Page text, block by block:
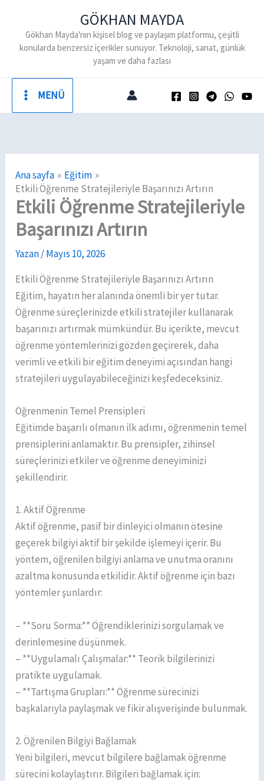
GÖKHAN MAYDA
Gökhan Mayda'nın kişisel blog ve paylaşım platformu, çeşitli
konularda benzersiz içerikler sunuyor. Teknoloji, sanat, günlük
yaşam ve daha fazlası
MENÜ
Ana sayfa
Eğitim
Etkili Öğrenme Stratejileriyle Başarınızı Artırın
Etkili Öğrenme Stratejileriyle
Başarınızı Artırın
Yazan/Mayıs 10, 2026
Etkili Öğrenme Stratejileriyle Başarınızı Artırın
Eğitim, hayatın her alanında önemli bir yer tutar.
Öğrenme süreçlerinizde etkili stratejiler kullanarak
başarınızı artırmak mümkündür. Bu içerikte, mevcut
öğrenme yöntemlerinizi gözden geçirerek, daha
verimli ve etkili bir eğitim deneyimi açısından hangi
stratejileri uygulayabileceğinizi keşfedeceksiniz.
Öğrenmenin Temel Prensipleri
Eğitimde başarılı olmanın ilk adımı, öğrenmenin temel
prensiplerini anlamaktır. Bu prensipler, zihinsel
süreçlerinizi etkiler ve öğrenme deneyiminizi
şekillendirir.
1. Aktif Öğrenme
Aktif öğrenme, pasif bir dinleyici olmanın ötesine
geçerek bilgiyi aktif bir şekilde işlemeyi içerir. Bu
yöntem, öğrenilen bilgiyi anlama ve unutma oranını
azaltma konusunda etkilidir. Aktif öğrenme için bazı
yöntemler şunlardır:
– **Soru Sorma:** Öğrendiklerinizi sorgulamak ve
derinlemesine düşünmek.
– **Uygulamalı Çalışmalar:** Teorik bilgilerinizi
pratikte uygulamak.
– **Tartışma Grupları:** Öğrenme sürecinizi
başkalarıyla paylaşmak ve fikir alışverişinde bulunmak.
2. Öğrenilen Bilgiyi Bağlamak
Yeni bilgileri, mevcut bilgilere bağlamak öğrenme
sürecini kolaylaştırır. Bilgileri bağlamak için: